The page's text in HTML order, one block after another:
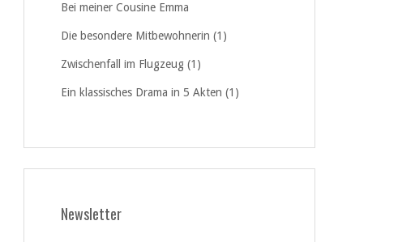
Bei meiner Cousine Emma
Die besondere Mitbewohnerin (1)
Zwischenfall im Flugzeug (1)
Ein klassisches Drama in 5 Akten (1)
Newsletter